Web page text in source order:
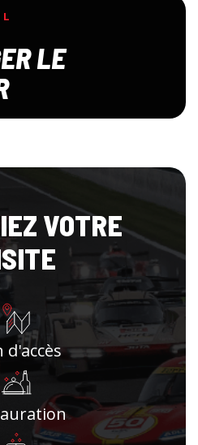
LE
VOTRE
d'accès